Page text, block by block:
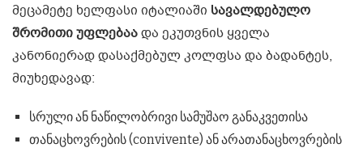
მეცამეტე ხელფასი იტალიაში სავალდებულო
შრომითი უფლებაადა ეკუთვნის ყველა
კანონიერად დასაქმებულ კოლფსა და ბადანტეს,
მიუხედავად:
სრული ან ნაწილობრივი სამუშაო განაკვეთისა
თანაცხოვრების (convivente) ან არათანაცხოვრების